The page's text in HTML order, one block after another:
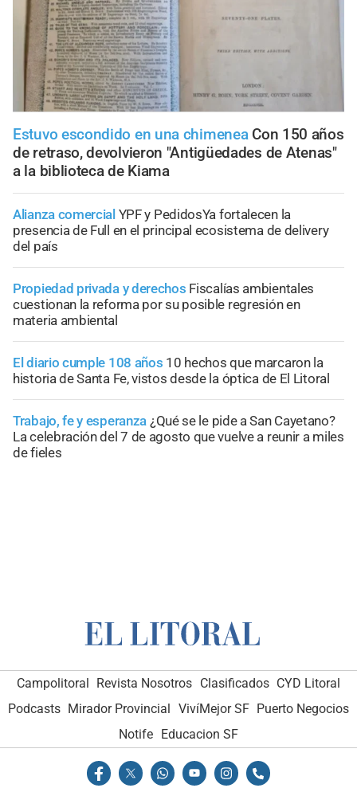
Estuvo escondido en una chimenea Con 150 años
de retraso, devolvieron "Antigüedades de Atenas"
a la biblioteca de Kiama
Alianza comercial YPF y PedidosYa fortalecen la
presencia de Full en el principal ecosistema de delivery
del país
Propiedad privada y derechos Fiscalías ambientales
cuestionan la reforma por su posible regresión en
materia ambiental
El diario cumple 108 años 10 hechos que marcaron la
historia de Santa Fe, vistos desde la óptica de El Litoral
Trabajo, fe y esperanza ¿Qué se le pide a San Cayetano?
La celebración del 7 de agosto que vuelve a reunir a miles
de fieles
Campolitoral Revista Nosotros Clasificados CYD Litoral
Podcasts Mirador Provincial VivíMejor SF Puerto Negocios
Notife
Educacion SF